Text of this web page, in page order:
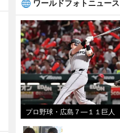
ワールドフォトニュース
プロ野球・広島７―１１巨人